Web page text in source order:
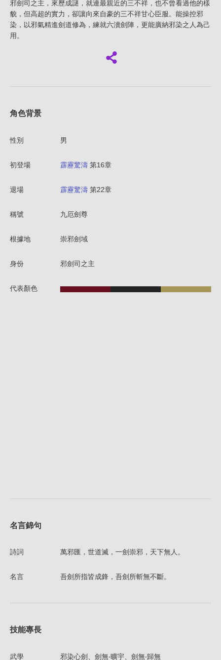
邪劍司之主，來歷成謎，就連最親近的三不祥，也不曾看過他的樣
貌，但高超的實力，卻讓向來自豪的三不祥甘心臣服。能操控邪
染，以邪氣精進劍道修為，練就六瀆劍陣，更能廣納邪染之人為己
用。
角色背景
性別 男
初登場 霹靂驚濤 第16章
退場 霹靂驚濤 第22章
稱號 九厄劍尊
根據地 崇邪劍域
身份 邪劍司之主
代表顏色
名言錦句
詩詞 萬邪匯，世道滅，一劍崇邪，天下無人。
名言 吾劍所指皆成鋒，吾劍所斬無不斷。
技能專長
武學 邪染心劍、劍無‧曠宇、劍無‧歸無